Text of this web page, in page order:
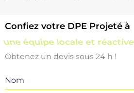
Confiez votre DPE Projeté à
une équipe locale et réactive
Obtenez un devis sous 24 h !
Nom